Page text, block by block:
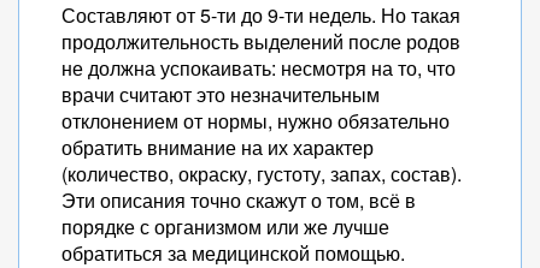
Составляют от 5-ти до 9-ти недель. Но такая
продолжительность выделений после родов
не должна успокаивать: несмотря на то, что
врачи считают это незначительным
отклонением от нормы, нужно обязательно
обратить внимание на их характер
(количество, окраску, густоту, запах, состав).
Эти описания точно скажут о том, всё в
порядке с организмом или же лучше
обратиться за медицинской помощью.